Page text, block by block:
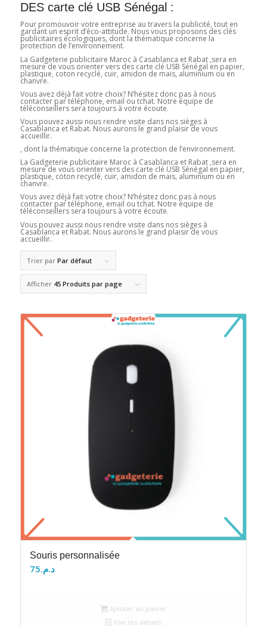
DES carte clé USB Sénégal :
Pour promouvoir votre entreprise au travers la publicité, tout en
gardant un esprit d’éco-attitude. Nous vous proposons des clés
publicitaires écologiques, dont la thématique concerne la
protection de l’environnement.
La Gadgeterie publicitaire Maroc à Casablanca et Rabat ,sera en
mesure de vous orienter vers des carte clé USB Sénégal en papier,
plastique, coton recyclé, cuir, amidon de mais, aluminium ou en
chanvre.
Vous avez déjà fait votre choix? N’hésitez donc pas à nous
contacter par téléphone, email ou tchat. Notre équipe de
téléconseillers sera toujours à votre écoute.
Vous pouvez aussi nous rendre visite dans nos sièges à
Casablanca et Rabat. Nous aurons le grand plaisir de vous
accueillir.
, dont la thématique concerne la protection de l’environnement.
La Gadgeterie publicitaire Maroc à Casablanca et Rabat ,sera en
mesure de vous orienter vers des carte clé USB Sénégal en papier,
plastique, coton recyclé, cuir, amidon de mais, aluminium ou en
chanvre.
Vous avez déjà fait votre choix? N’hésitez donc pas à nous
contacter par téléphone, email ou tchat. Notre équipe de
téléconseillers sera toujours à votre écoute.
Vous pouvez aussi nous rendre visite dans nos sièges à
Casablanca et Rabat. Nous aurons le grand plaisir de vous
accueillir.
Trier par Par défaut
Afficher 45 Produits par page
Souris personnalisée
د.م.75
Ajouter au panier
Voir les détails